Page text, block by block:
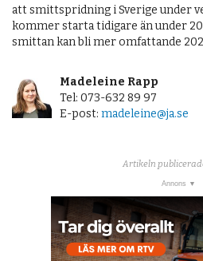
att smittspridning i Sverige under
kommer starta tidigare än under
smittan kan bli mer omfattande
Madeleine Rapp
Tel: 073-632 89 97
E-post: madeleine@ja.se
Artikeln